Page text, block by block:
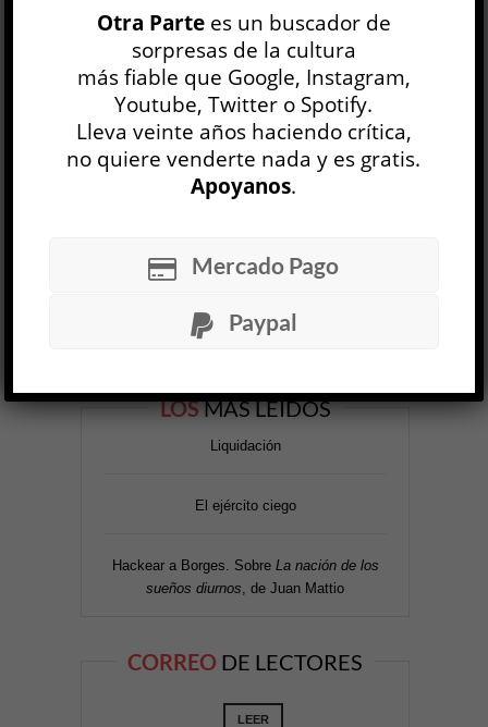
30 NÚMEROS
ARCHIVOOP SEMANAL
LOSMÁS LEÍDOS
Liquidación
El ejército ciego
Hackear a Borges. Sobre La nación de los
sueños diurnos , de Juan Mattio
CORREO DE LECTORES
LEER
Otra Partees un buscador de
sorpresas de la cultura
más fiable que Google, Instagram,
Youtube, Twitter o Spotify.
Lleva veinte años haciendo crítica,
no quiere venderte nada y es gratis.
Apoyanos.
Mercado Pago
Paypal